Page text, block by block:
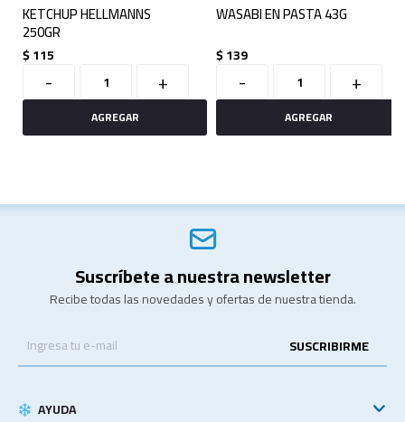
KETCHUP HELLMANNS
250GR
$115
- +
WASABI EN PASTA 43G
$139
- +
Suscríbete a nuestra newsletter
Recibe todas las novedades y ofertas de nuestra tienda.
SUSCRIBIRME
AYUDA